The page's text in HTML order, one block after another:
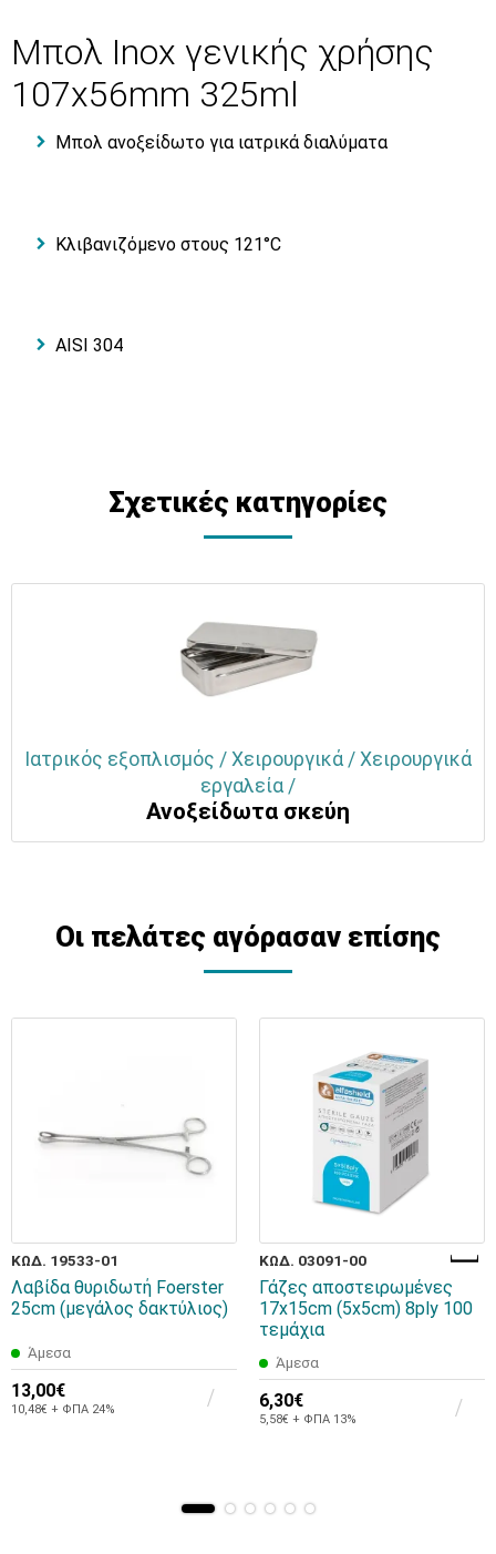
Μπολ Ιnox γενικής χρήσης
107x56mm 325ml
Μπολ ανοξείδωτo για ιατρικά διαλύματα
Κλιβανιζόμενο στους 121°C
AISI 304
Σχετικές κατηγορίες
Ιατρικός εξοπλισμός / Χειρουργικά / Χειρουργικά
εργαλεία /
Ανοξείδωτα σκεύη
Οι πελάτες αγόρασαν επίσης
ΚΩΔ. 19533-01
Λαβίδα θυριδωτή Foerster
25cm (μεγάλος δακτύλιος)
Άμεσα
13,00€
10,48€ + ΦΠΑ 24%
ΚΩΔ. 03091-00
Γάζες αποστειρωμένες
17x15cm (5x5cm) 8ply 100
τεμάχια
Άμεσα
6,30€
5,58€ + ΦΠΑ 13%